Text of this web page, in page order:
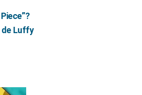
de Luffy